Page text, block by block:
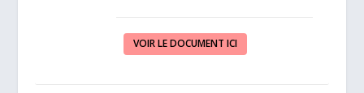
VOIR LE DOCUMENT ICI